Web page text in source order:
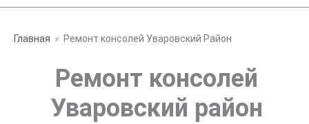
Главная Ремонт консолей Уваровский Район
Ремонт консолей
Уваровский район